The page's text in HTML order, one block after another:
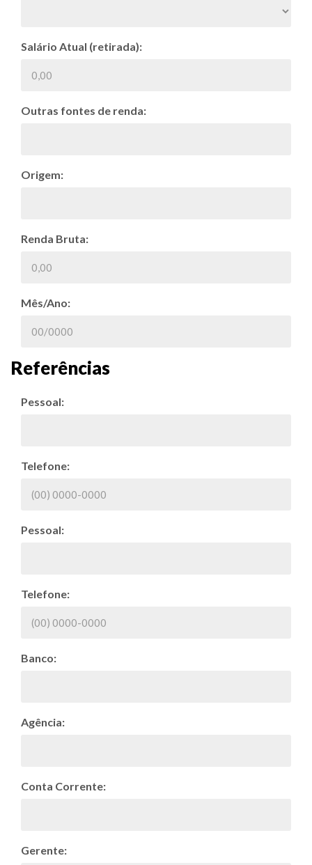
Salário Atual (retirada):
Outras fontes de renda:
Origem:
Renda Bruta:
Mês/Ano:
Referências
Pessoal:
Telefone:
Pessoal:
Telefone:
Banco:
Agência:
Conta Corrente:
Gerente: